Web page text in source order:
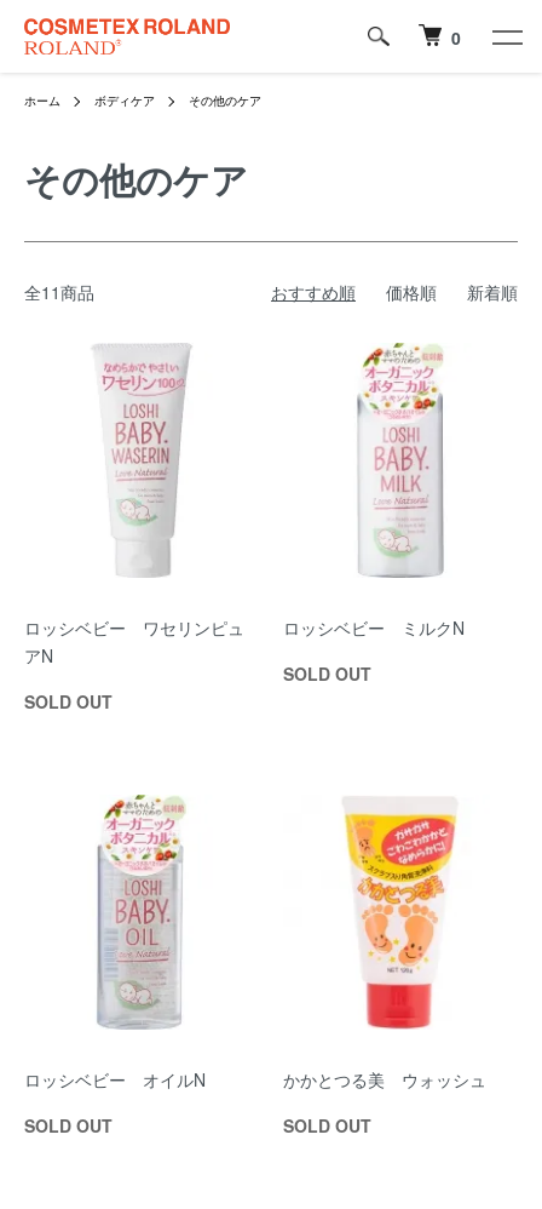
0
ホーム ボディケア その他のケア
その他のケア
全11商品 おすすめ順 価格順 新着順
ロッシベビー ワセリンピュ
アN
SOLD OUT
ロッシベビー ミルクN
SOLD OUT
ロッシベビー オイルN
SOLD OUT
かかとつる美 ウォッシュ
SOLD OUT